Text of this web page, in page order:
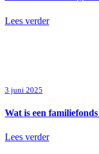
Lees verder
3 juni 2025
Wat is een
Lees verder